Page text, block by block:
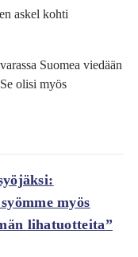
askel kohti
Suomea viedään
olisi myös
myös
lihatuotteita”